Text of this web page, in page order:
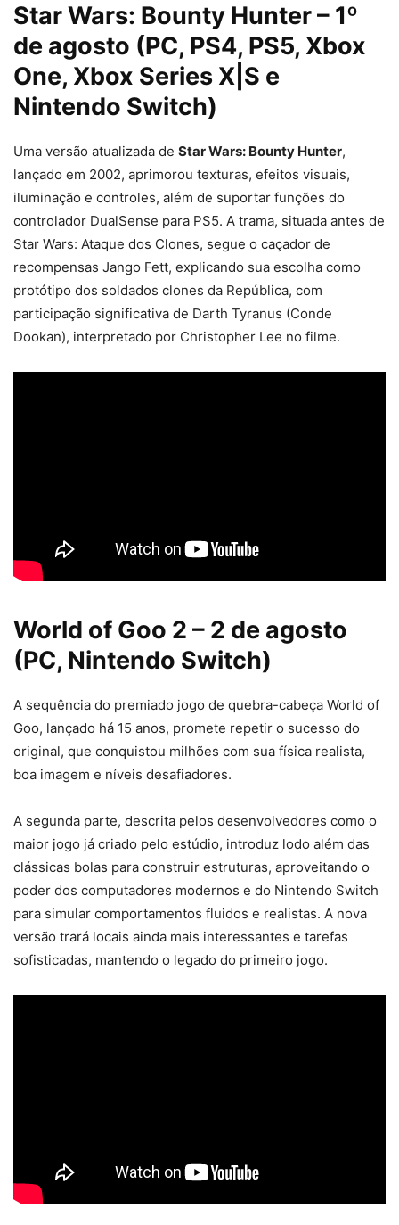
Star Wars: Bounty Hunter – 1º
de agosto (PC, PS4, PS5, Xbox
One, Xbox Series X|S e
Nintendo Switch)
Uma versão atualizada de Star Wars: Bounty Hunter,
lançado em 2002, aprimorou texturas, efeitos visuais,
iluminação e controles, além de suportar funções do
controlador DualSense para PS5. A trama, situada antes de
Star Wars: Ataque dos Clones, segue o caçador de
recompensas Jango Fett, explicando sua escolha como
protótipo dos soldados clones da República, com
participação significativa de Darth Tyranus (Conde
Dookan), interpretado por Christopher Lee no filme.
World of Goo 2 – 2 de agosto
(PC, Nintendo Switch)
A sequência do premiado jogo de quebra-cabeça World of
Goo, lançado há 15 anos, promete repetir o sucesso do
original, que conquistou milhões com sua física realista,
boa imagem e níveis desafiadores.
A segunda parte, descrita pelos desenvolvedores como o
maior jogo já criado pelo estúdio, introduz lodo além das
clássicas bolas para construir estruturas, aproveitando o
poder dos computadores modernos e do Nintendo Switch
para simular comportamentos fluidos e realistas. A nova
versão trará locais ainda mais interessantes e tarefas
sofisticadas, mantendo o legado do primeiro jogo.